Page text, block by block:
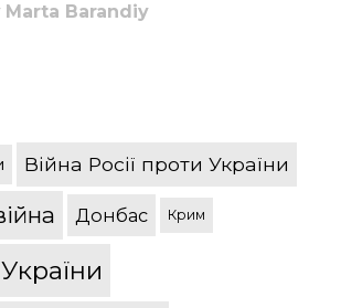
Marta Barandiy
Війна Росії проти України
Донбас Крим